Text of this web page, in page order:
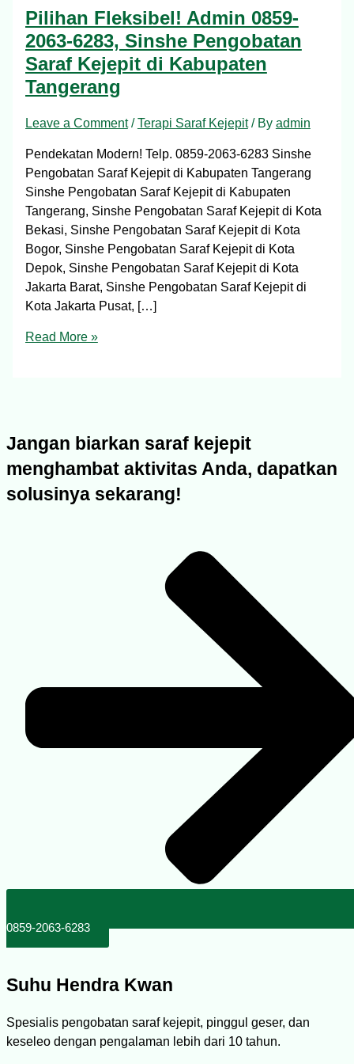
Pilihan Fleksibel! Admin 0859-
2063-6283, Sinshe Pengobatan
Saraf Kejepit di Kabupaten
Tangerang
Leave a Comment /Terapi Saraf Kejepit/ By admin
Pendekatan Modern! Telp. 0859-2063-6283 Sinshe
Pengobatan Saraf Kejepit di Kabupaten Tangerang
Sinshe Pengobatan Saraf Kejepit di Kabupaten
Tangerang, Sinshe Pengobatan Saraf Kejepit di Kota
Bekasi, Sinshe Pengobatan Saraf Kejepit di Kota
Bogor, Sinshe Pengobatan Saraf Kejepit di Kota
Depok, Sinshe Pengobatan Saraf Kejepit di Kota
Jakarta Barat, Sinshe Pengobatan Saraf Kejepit di
Kota Jakarta Pusat, […]
Read More »
Jangan biarkan saraf kejepit
menghambat aktivitas Anda, dapatkan
solusinya sekarang!
0859-2063-6283
Suhu Hendra Kwan
Spesialis pengobatan saraf kejepit, pinggul geser, dan
keseleo dengan pengalaman lebih dari 10 tahun.